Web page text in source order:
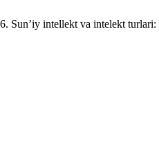
Sun’iy intellekt va intelekt